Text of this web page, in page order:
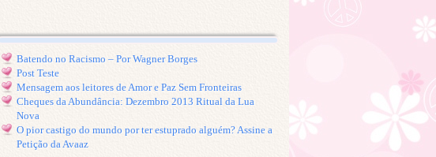
Batendo no Racismo – Por Wagner Borges
Post Teste
Mensagem aos leitores de Amor e Paz Sem Fronteiras
Cheques da Abundância: Dezembro 2013 Ritual da Lua
Nova
O pior castigo do mundo por ter estuprado alguém? Assine a
Petição da Avaaz